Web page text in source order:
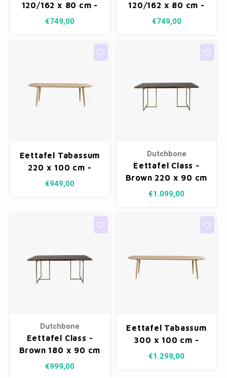
120/162 x 80 cm -
Walnut
€749,00
120/162 x 80 cm -
Natural
€749,00
Eettafel Tabassum
220 x 100 cm -
recycled teak
€949,00
Dutchbone
Eettafel Class -
Brown 220 x 90 cm
€1.099,00
Dutchbone
Eettafel Class -
Brown 180 x 90 cm
€999,00
Eettafel Tabassum
300 x 100 cm -
recycled teak
€1.299,00